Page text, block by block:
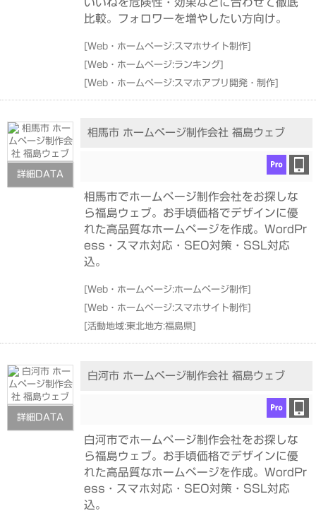
比較。フォロワーを増やしたい方向け。
[Web・ホームページ:スマホサイト制作]
[Web・ホームページ:ランキング]
[Web・ホームページ:スマホアプリ開発・制作]
詳細DATA
相馬市 ホームページ制作会社 福島ウェブ
相馬市でホームページ制作会社をお探しな
ら福島ウェブ。お手頃価格でデザインに優
れた高品質なホームページを作成。WordPr
ess・スマホ対応・SEO対策・SSL対応
込。
[Web・ホームページ:ホームページ制作]
[Web・ホームページ:スマホサイト制作]
[活動地域:東北地方:福島県]
詳細DATA
白河市 ホームページ制作会社 福島ウェブ
白河市でホームページ制作会社をお探しな
ら福島ウェブ。お手頃価格でデザインに優
れた高品質なホームページを作成。WordPr
ess・スマホ対応・SEO対策・SSL対応
込。